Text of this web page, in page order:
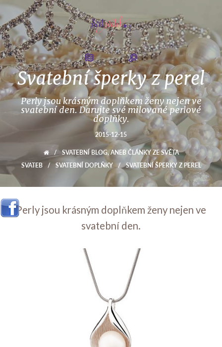
Svatební šperky z perel
Perly jsou krásným doplňkem ženy nejen ve
svatební den. Darujte své milované perlové
doplňky.
2015-12-15
/
SVATEBNÍ BLOG, ANEB ČLÁNKY ZE SVĚTA
SVATEB
/ SVATEBNÍ DOPLŇKY / SVATEBNÍ ŠPERKY Z PEREL
Perly jsou krásným doplňkem ženy nejen ve
svatební den.